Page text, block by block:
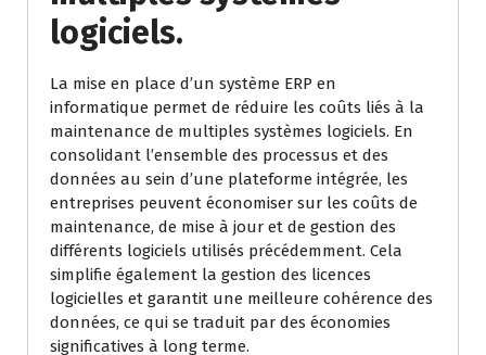
logiciels.
La mise en place d’un système ERP en
informatique permet de réduire les coûts liés à la
maintenance de multiples systèmes logiciels. En
consolidant l’ensemble des processus et des
données au sein d’une plateforme intégrée, les
entreprises peuvent économiser sur les coûts de
maintenance, de mise à jour et de gestion des
différents logiciels utilisés précédemment. Cela
simplifie également la gestion des licences
logicielles et garantit une meilleure cohérence des
données, ce qui se traduit par des économies
significatives à long terme.